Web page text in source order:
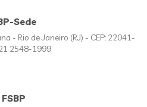
Sede
- Rio de Janeiro (RJ) - CEP: 22041-
2548-1999
FSBP